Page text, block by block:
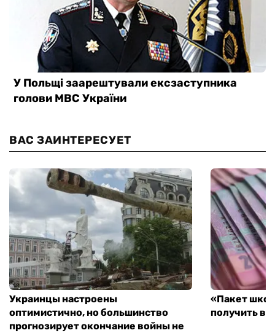
ВАС ЗАИНТЕРЕСУЕТ
Украинцы настроены
оптимистично, но большинство
прогнозирует окончание войны не
«Пакет
получить